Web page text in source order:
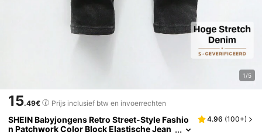
1/5
15.49€ Prijs inclusief btw en invoerrechten
SHEIN Babyjongens Retro Street-Style Fashio
n Patchwork Color Block Elastische Jean
4.96 (100+)